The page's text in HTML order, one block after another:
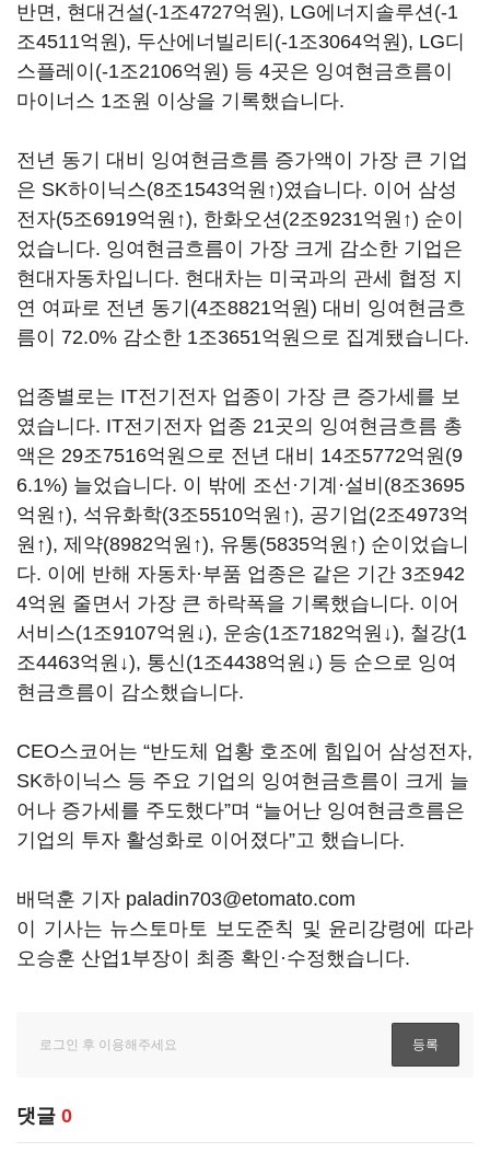
반면, 현대건설 (-1조4727억원), LG에너지솔루션(-1
조4511억원), 두산에너빌리티 (-1조3064억원), LG디
스플레이 (-1조2106억원) 등 4곳은 잉여현금흐름이
마이너스 1조원 이상을 기록했습니다.
전년 동기 대비 잉여현금흐름 증가액이 가장 큰 기업
은 SK하이닉스(8조1543억원 ↑)였습니다. 이어 삼성
전자(5조6919억원 ↑), 한화오션(2조9231억원 ↑) 순이
었습니다. 잉여현금흐름이 가장 크게 감소한 기업은
현대자동차입니다. 현대차는 미국과의 관세 협정 지
연 여파로 전년 동기 (4조8821억원) 대비 잉여현금흐
름이 72.0% 감소한 1조3651억원으로 집계됐습니다.
업종별로는 IT전기전자 업종이 가장 큰 증가세를 보
였습니다. IT전기전자 업종 21곳의 잉여현금흐름 총
액은 29조7516억원으로 전년 대비 14조5772억원 (9
6.1%) 늘었습니다. 이 밖에 조선·기계·설비 (8조3695
억원 ↑), 석유화학(3조5510억원 ↑), 공기업 (2조4973억
원 ↑), 제약(8982억원 ↑), 유통(5835억원 ↑) 순이었습니
다. 이에 반해 자동차·부품 업종은 같은 기간 3조942
4억원 줄면서 가장 큰 하락폭을 기록했습니다. 이어
서비스(1조9107억원 ↓), 운송(1조7182억원 ↓), 철강(1
조4463억원 ↓), 통신(1조4438억원 ↓) 등 순으로 잉여
현금흐름이 감소했습니다.
CEO스코어는 “반도체 업황 호조에 힘입어 삼성전자,
SK하이닉스 등 주요 기업의 잉여현금흐름이 크게 늘
어나 증가세를 주도했다”며 “늘어난 잉여현금흐름은
기업의 투자 활성화로 이어졌다”고 했습니다.
배덕훈 기자 paladin703@etomato.com
이 기사는 뉴스토마토 보도준칙 및 윤리강령에 따라
오승훈 산업1부장이 최종 확인·수정했습니다.
댓글 0